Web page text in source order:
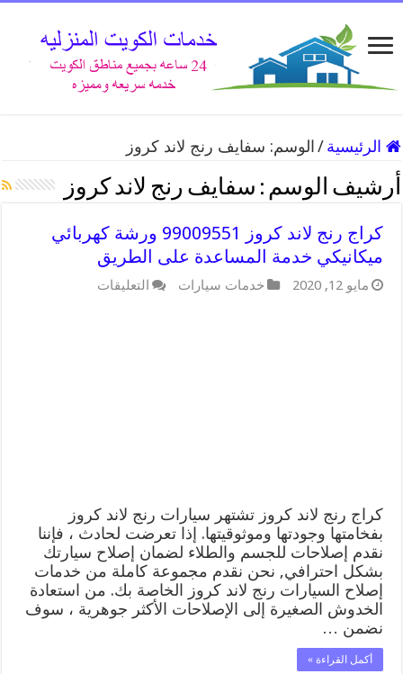
الرئيسية / الوسم: سفايف رنج لاند كروز
أرشيف الوسم : سفايف رنج لاند كروز
كراج رنج لاند كروز 99009551 ورشة كهربائي
ميكانيكي خدمة المساعدة على الطريق
مايو 12, 2020 خدمات سيارات التعليقات
كراج رنج لاند كروز تشتهر سيارات رنج لاند كروز
بفخامتها وجودتها وموثوقيتها. إذا تعرضت لحادث ، فإننا
نقدم إصلاحات للجسم والطلاء لضمان إصلاح سيارتك
بشكل احترافي, نحن نقدم مجموعة كاملة من خدمات
إصلاح السيارات رنج لاند كروز الخاصة بك. من استعادة
الخدوش الصغيرة إلى الإصلاحات الأكثر جوهرية ، سوف
نضمن …
أكمل القراءة »